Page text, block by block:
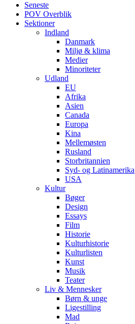
Seneste
POV Overblik
Sektioner
Indland
Danmark
Miljø & klima
Medier
Minoriteter
Udland
EU
Afrika
Asien
Canada
Europa
Kina
Mellemøsten
Rusland
Storbritannien
Syd- og Latinamerika
USA
Kultur
Bøger
Design
Essays
Film
Historie
Kulturhistorie
Kulturlisten
Kunst
Musik
Teater
Liv & Mennesker
Børn & unge
Ligestilling
Mad